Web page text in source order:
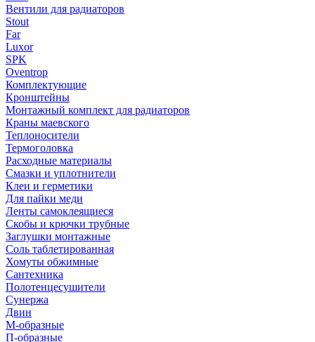
Вентили для радиаторов
Stout
Far
Luxor
SPK
Oventrop
Комплектующие
Кронштейны
Монтажный комплект для радиаторов
Краны маевского
Теплоносители
Термоголовка
Расходные материалы
Смазки и уплотнители
Клеи и герметики
Для пайки меди
Ленты самоклеящиеся
Скобы и крючки трубные
Заглушки монтажные
Соль таблетированная
Хомуты обжимные
Сантехника
Полотенцесушители
Сунержа
Двин
М-образные
П-образные